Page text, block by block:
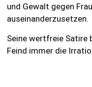
und Gewalt gegen
auseinanderzusetzen.
Seine wertfreie Satire
Feind immer die